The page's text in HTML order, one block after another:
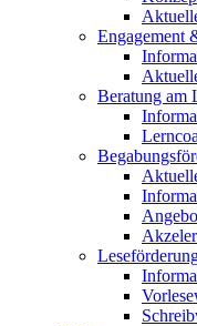
Engagement
Beratung am